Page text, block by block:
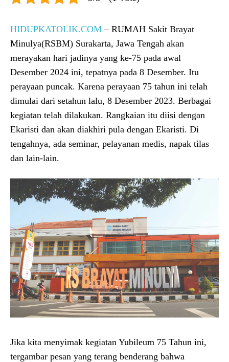
HIDUPKATOLIK.COM – RUMAH Sakit Brayat
Minulya(RSBM) Surakarta, Jawa Tengah akan
merayakan hari jadinya yang ke-75 pada awal
Desember 2024 ini, tepatnya pada 8 Desember. Itu
perayaan puncak. Karena perayaan 75 tahun ini telah
dimulai dari setahun lalu, 8 Desember 2023. Berbagai
kegiatan telah dilakukan. Rangkaian itu diisi dengan
Ekaristi dan akan diakhiri pula dengan Ekaristi. Di
tengahnya, ada seminar, pelayanan medis, napak tilas
dan lain-lain.
Jika kita menyimak kegiatan Yubileum 75 Tahun ini,
tergambar pesan yang terang benderang bahwa